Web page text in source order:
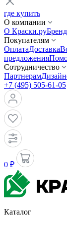
где купить
О компании
О Краски.ру
Покупателям
ОплатаДоставка
предложения
Сотрудничество
Партнерам
+7 (495) 505-61-05
0 ₽
Каталог